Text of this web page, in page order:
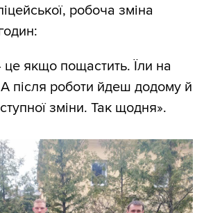
робоча зміна
якщо пощастить. Їли на
після роботи йдеш додому й
зміни. Так щодня».